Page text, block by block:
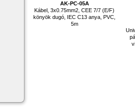
AK-PC-05A
Kábel, 3x0.75mm2, CEE 7/7 (E/F)
könyök dugó, IEC C13 anya, PVC,
5m